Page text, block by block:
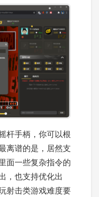
杆手柄，你可以根
离谱的是，居然支
面一些复杂指令的
，也支持优化出
射击类游戏难度要